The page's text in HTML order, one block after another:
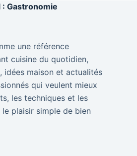
: Gastronomie
une référence
cuisine du quotidien,
idées maison et actualités
qui veulent mieux
les techniques et les
plaisir simple de bien